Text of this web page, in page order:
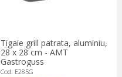
Tigaie grill patrata, aluminiu,
28 x 28 cm - AMT
Gastroguss
Cod: E285G